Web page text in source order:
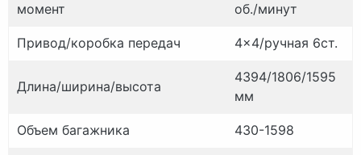
момент
об./минут
Привод/коробка передач 4×4/ручная 6ст.
Длина/ширина/высота
4394/1806/1595
мм
Объем багажника 430-1598